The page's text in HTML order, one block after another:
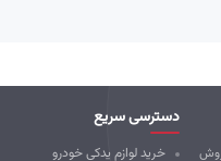
دسترسی سریع
خرید لوازم یدکی خودرو